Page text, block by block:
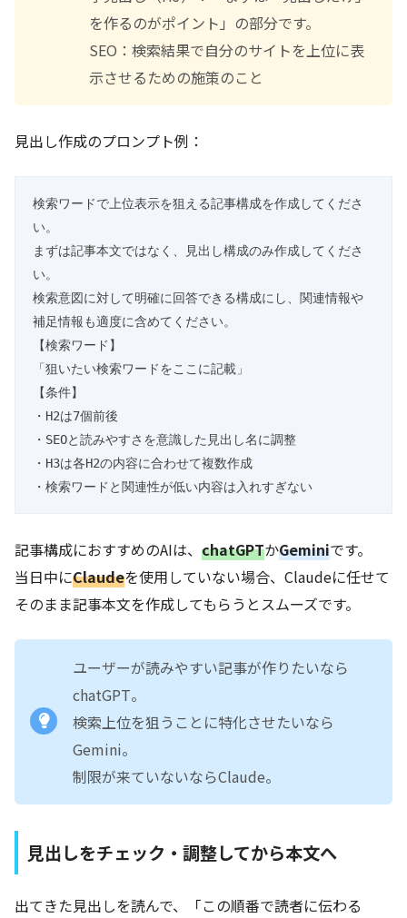
を作るのがポイント」の部分です。
SEO：検索結果で自分のサイトを上位に表
示させるための施策のこと
見出し作成のプロンプト例：
検索ワードで上位表示を狙える記事構成を作成してくださ
い。
まずは記事本文ではなく、見出し構成のみ作成してくださ
い。
検索意図に対して明確に回答できる構成にし、関連情報や
補足情報も適度に含めてください。
【検索ワード】
「狙いたい検索ワードをここに記載」
【条件】
・H2は7個前後
・SEOと読みやすさを意識した見出し名に調整
・H3は各H2の内容に合わせて複数作成
・検索ワードと関連性が低い内容は入れすぎない
記事構成におすすめのAIは、 chatGPTかGeminiです。
当日中にClaudeを使用していない場合、Claudeに任せて
そのまま記事本文を作成してもらうとスムーズです。
ユーザーが読みやすい記事が作りたいなら
chatGPT。
検索上位を狙うことに特化させたいなら
Gemini。
制限が来ていないならClaude。
見出しをチェック・調整してから本文へ
出てきた見出しを読んで、「この順番で読者に伝わる